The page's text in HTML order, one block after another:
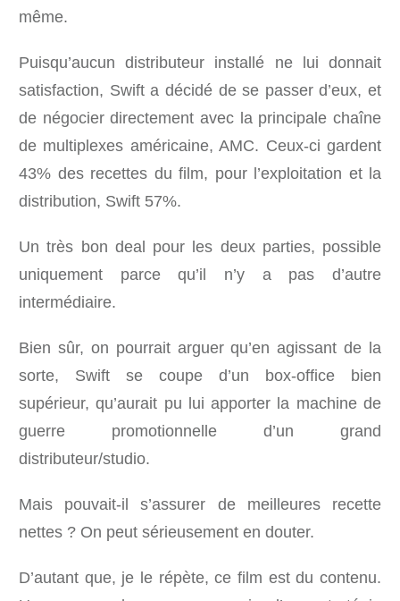
même.
Puisqu’aucun distributeur installé ne lui donnait
satisfaction, Swift a décidé de se passer d’eux, et
de négocier directement avec la principale chaîne
de multiplexes américaine, AMC. Ceux-ci gardent
43% des recettes du film, pour l’exploitation et la
distribution, Swift 57%.
Un très bon deal pour les deux parties, possible
uniquement parce qu’il n’y a pas d’autre
intermédiaire.
Bien sûr, on pourrait arguer qu’en agissant de la
sorte, Swift se coupe d’un box-office bien
supérieur, qu’aurait pu lui apporter la machine de
guerre promotionnelle d’un grand
distributeur/studio.
Mais pouvait-il s’assurer de meilleures recette
nettes ? On peut sérieusement en douter.
D’autant que, je le répète, ce film est du contenu.